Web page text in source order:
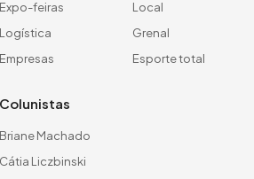
Expo-feiras
Logística
Empresas
Local
Grenal
Esporte total
Colunistas
Briane Machado
Cátia Liczbinski